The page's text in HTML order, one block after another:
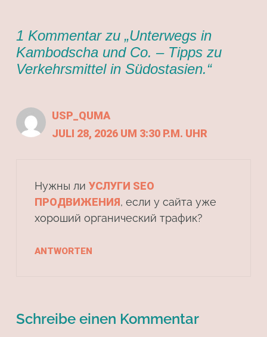
1 Kommentar zu „Unterwegs in
Kambodscha und Co. – Tipps zu
Verkehrsmittel in Südostasien.“
USP_QUMA
JULI 28, 2026 UM 3:30 P.M. UHR
Нужны ли УСЛУГИ SEO
ПРОДВИЖЕНИЯ, если у сайта уже
хороший органический трафик?
ANTWORTEN
Schreibe einen Kommentar